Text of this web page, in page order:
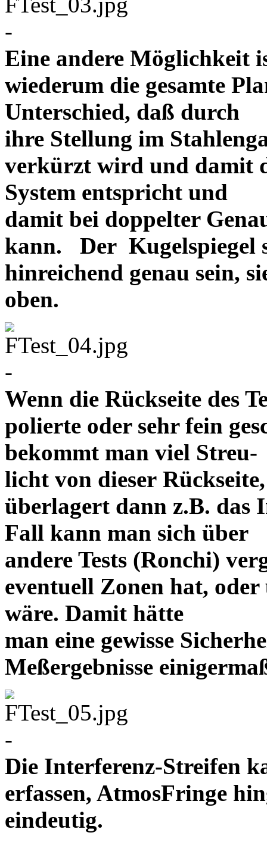
-
Eine andere Möglichkeit
wiederum die gesamte
Unterschied, daß durch
ihre Stellung im
verkürzt wird und damit
System entspricht und
damit bei doppelter
kann. Der Kugelspiegel
hinreichend genau sein,
oben.
-
Wenn die Rückseite des
polierte oder sehr fein
bekommt man viel Streu-
licht von dieser
überlagert dann z.B. das
Fall kann man sich über
andere Tests (Ronchi)
eventuell Zonen hat,
wäre. Damit hätte
man eine gewisse
Meßergebnisse
-
Die Interferenz-Streifen
erfassen, AtmosFringe
eindeutig.